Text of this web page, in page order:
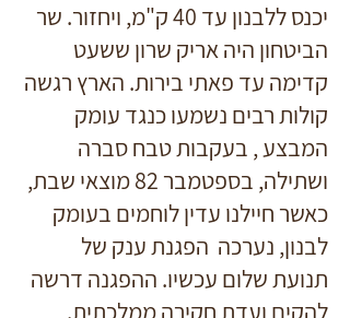
יכנס ללבנון עד 40 ק"מ, ויחזור. שר
הביטחון היה אריק שרון ששעט
קדימה עד פאתי בירות. הארץ רגשה
קולות רבים נשמעו כנגד עומק
המבצע , בעקבות טבח סברה
ושתילה, בספטמבר 82 מוצאי שבת,
כאשר חיילנו עדין לוחמים בעומק
לבנון, נערכה הפגנת ענק של
תנועת שלום עכשיו. ההפגנה דרשה
להקים ועדת חקירה ממלכתית.